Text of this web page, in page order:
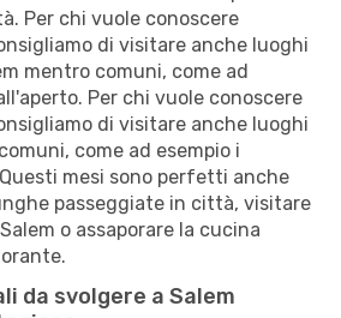
Per chi vuole conoscere
di visitare anche luoghi
mentro comuni, come ad
Per chi vuole conoscere
di visitare anche luoghi
come ad esempio i
mesi sono perfetti anche
passeggiate in città, visitare
o assaporare la cucina
da svolgere a Salem